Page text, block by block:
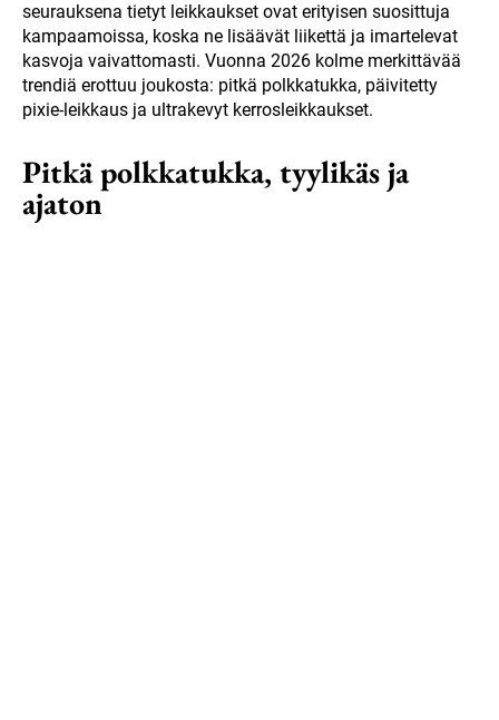
seurauksena tietyt leikkaukset ovat erityisen suosittuja
kampaamoissa, koska ne lisäävät liikettä ja imartelevat
kasvoja vaivattomasti. Vuonna 2026 kolme merkittävää
trendiä erottuu joukosta: pitkä polkkatukka, päivitetty
pixie-leikkaus ja ultrakevyt kerrosleikkaukset.
Pitkä polkkatukka, tyylikäs ja
ajaton